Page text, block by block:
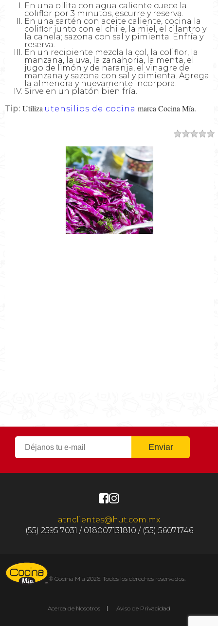
En una ollita con agua caliente cuece la
coliflor por 3 minutos, escurre y reserva.
En una sartén con aceite caliente, cocina la
coliflor junto con el chile, la miel, el cilantro y
la canela; sazona con sal y pimienta. Enfría y
reserva.
En un recipiente mezcla la col, la coliflor, la
manzana, la uva, la zanahoria, la menta, el
jugo de limón y de naranja, el vinagre de
manzana y sazona con sal y pimienta. Agrega
la almendra y nuevamente incorpora.
Sirve en un platón bien fría.
Tip: Utiliza utensilios de cocina marca Cocina Mía.
atnclientes@hut.com.mx
(55) 2595 7031 / 018007131810 / (55) 56071746
® Cocina Mia 2026. Todos los derechos reservados.
Acerca de Nosotros Aviso de Privacidad